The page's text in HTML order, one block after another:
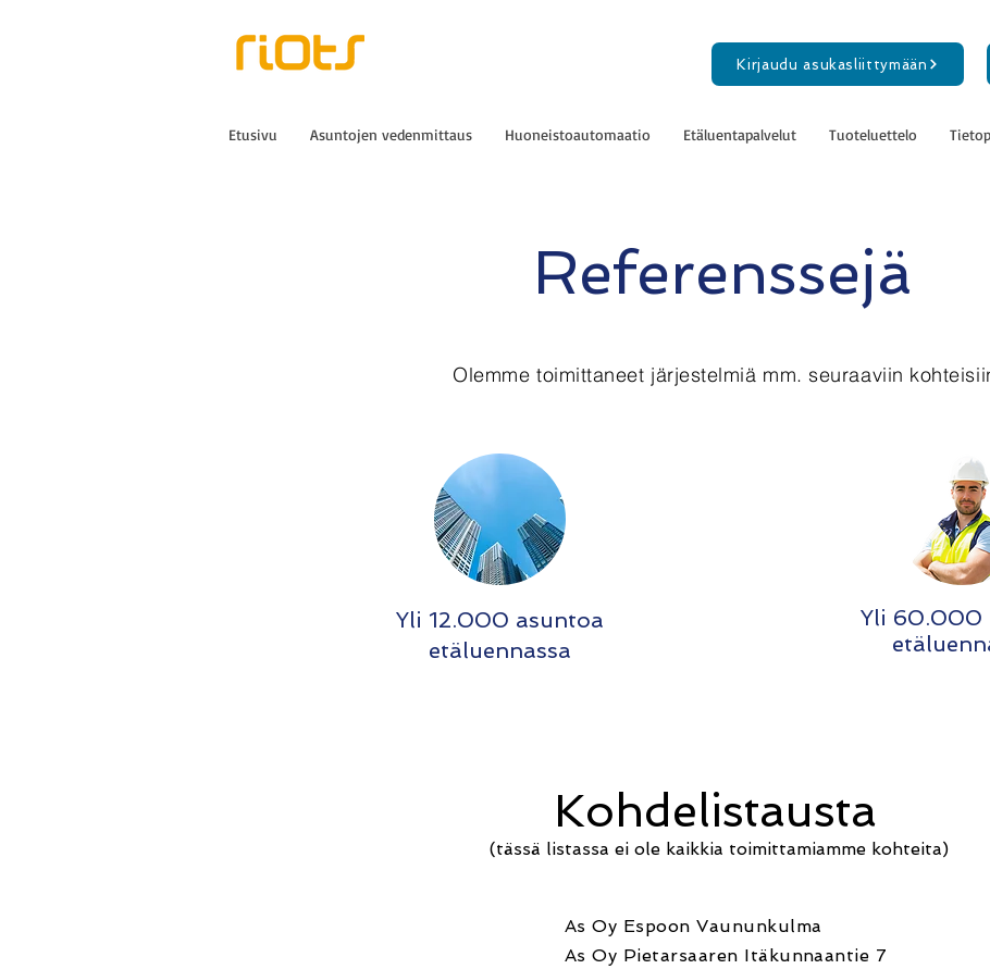
Kirjaudu asukasliittymään
Etusivu Asuntojen vedenmittaus Huoneistoautomaatio Etäluentapalvelut Tuoteluettelo
Referenssejä
Olemme toimittaneet järjestelmiä mm. seuraaviin
Yli 12.000 asuntoa
etäluennassa
Yli 60.000
As Oy Espoon Vaununkulma
As Oy Pietarsaaren Itäkunnaantie 7
Kohdelistausta
(tässä listassa ei ole kaikkia toimittamiamme kohteita)